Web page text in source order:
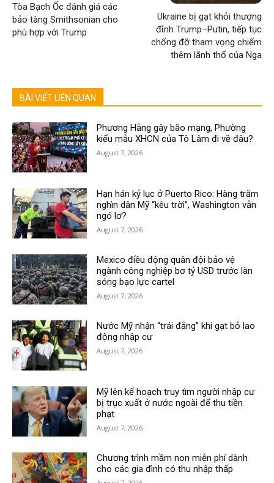
Tòa Bạch Ốc đánh giá các
bảo tàng Smithsonian cho
phù hợp với Trump
Ukraine bị gạt khỏi thượng
đỉnh Trump–Putin, tiếp tục
chống đỡ tham vọng chiếm
thêm lãnh thổ của Nga
BÀI VIẾT LIÊN QUAN
Phương Hằng gây bão mạng, Phường
kiểu mẫu XHCN của Tô Lâm đi về đâu?
August 7, 2026
Hạn hán kỷ lục ở Puerto Rico: Hàng trăm
nghìn dân Mỹ “kêu trời”, Washington vẫn
ngó lơ?
August 7, 2026
Mexico điều động quân đội bảo vệ
ngành công nghiệp bơ tỷ USD trước làn
sóng bạo lực cartel
August 7, 2026
Nước Mỹ nhận “trái đắng” khi gạt bỏ lao
động nhập cư
August 7, 2026
Mỹ lên kế hoạch truy tìm người nhập cư
bị trục xuất ở nước ngoài để thu tiền
phạt
August 7, 2026
Chương trình mầm non miễn phí dành
cho các gia đình có thu nhập thấp